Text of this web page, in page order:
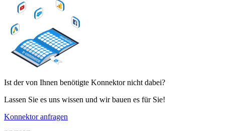
Ist der von Ihnen benötigte Konnektor nicht dabei?
Lassen Sie es uns wissen und wir bauen es für Sie!
Konnektor anfragen